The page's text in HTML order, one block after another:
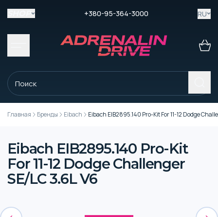
+380-95-364-3000 RU
Главная Бренды Eibach Eibach EIB2895.140 Pro-Kit For 11-12 Dodge
Eibach EIB2895.140 Pro-Kit
For 11-12 Dodge Challenger
SE/LC 3.6L V6